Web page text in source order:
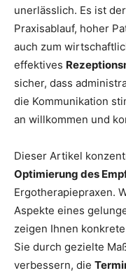
unerlässlich. Es ist
Praxisablauf, hoher
auch zum
effektives
sicher, dass
die Kommunikation
an willkommen und
Dieser Artikel
Optimierung des
Ergotherapiepraxen.
Aspekte eines
zeigen Ihnen
Sie durch gezielte
verbessern, die